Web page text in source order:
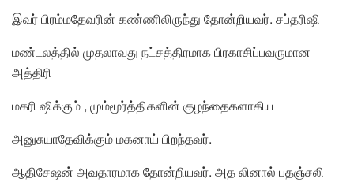
இவர் பிரம்மதேவரின் கண்ணிலிருந்து தோன்றியவர். சப்தரிஷி
மண்டலத்தில் முதலாவது நட்சத்திரமாக பிரகாசிப்பவருமான
அத்திரி
மகரி ஷிக்கும் , மும்மூர்த்திகளின் குழந்தைகளாகிய
அனுசுயாதேவிக்கும் மகனாய் பிறந்தவர்.
ஆதிசேஷன் அவதாரமாக தோன்றியவர். அத லினால் பதஞ்சலி